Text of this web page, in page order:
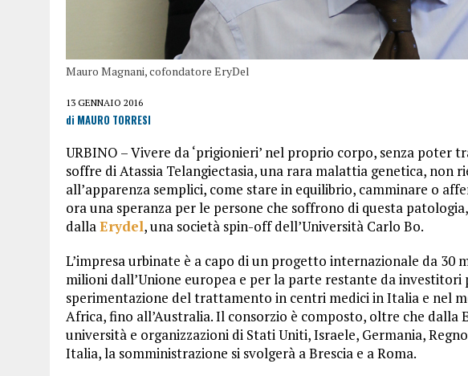
Mauro Magnani, cofondatore EryDel
13 GENNAIO 2016
di MAURO TORRESI
URBINO – Vivere da ‘prigionieri’ nel proprio corpo, senza poter
soffre di Atassia Telangiectasia, una rara malattia genetica, non
all’apparenza semplici, come stare in equilibrio, camminare o
ora una speranza per le persone che soffrono di questa
dallaErydel, una società spin-off dell’Università Carlo Bo.
L’impresa urbinate è a capo di un progetto internazionale da 30
milioni dall’Unione europea e per la parte restante da
sperimentazione del trattamento in centri medici in Italia e nel
Africa, fino all’Australia. Il consorzio è composto, oltre che dalla
università e organizzazioni di Stati Uniti, Israele, Germania,
Italia, la somministrazione si svolgerà a Brescia e a Roma.